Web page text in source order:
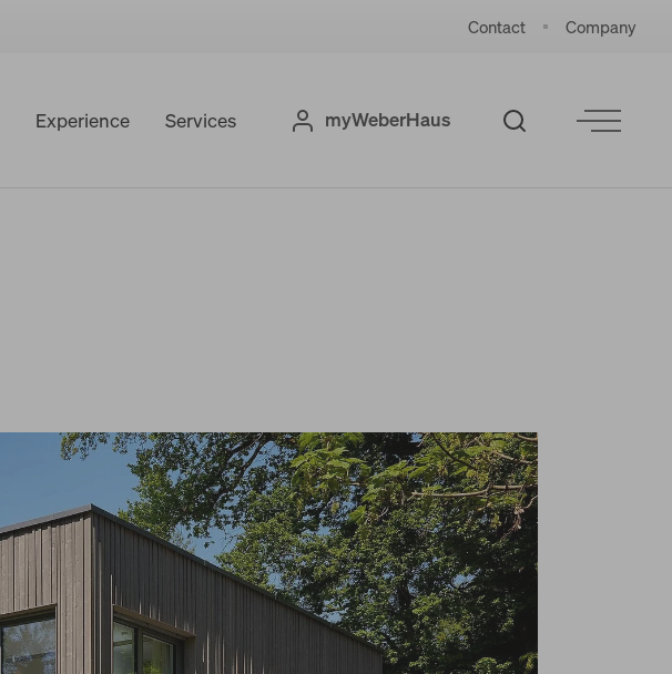
Contact Company
Experience Services myWeberHaus